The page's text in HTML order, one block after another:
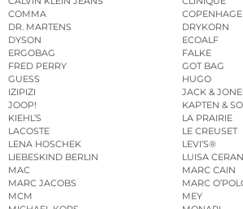
COMMA
DR. MARTENS
DRYKORN
DYSON
ECOALF
ERGOBAG
FALKE
FRED PERRY
GOT BAG
GUESS
HUGO
IZIPIZI
JACK &
JOOP!
KAPTEN &
KIEHL’S
LA PRAIRIE
LACOSTE
LE CREUSET
LENA HOSCHEK
LEVI’S®
LIEBESKIND BERLIN
LUISA
MAC
MARC CAIN
MARC JACOBS
MARC
MCM
MEY